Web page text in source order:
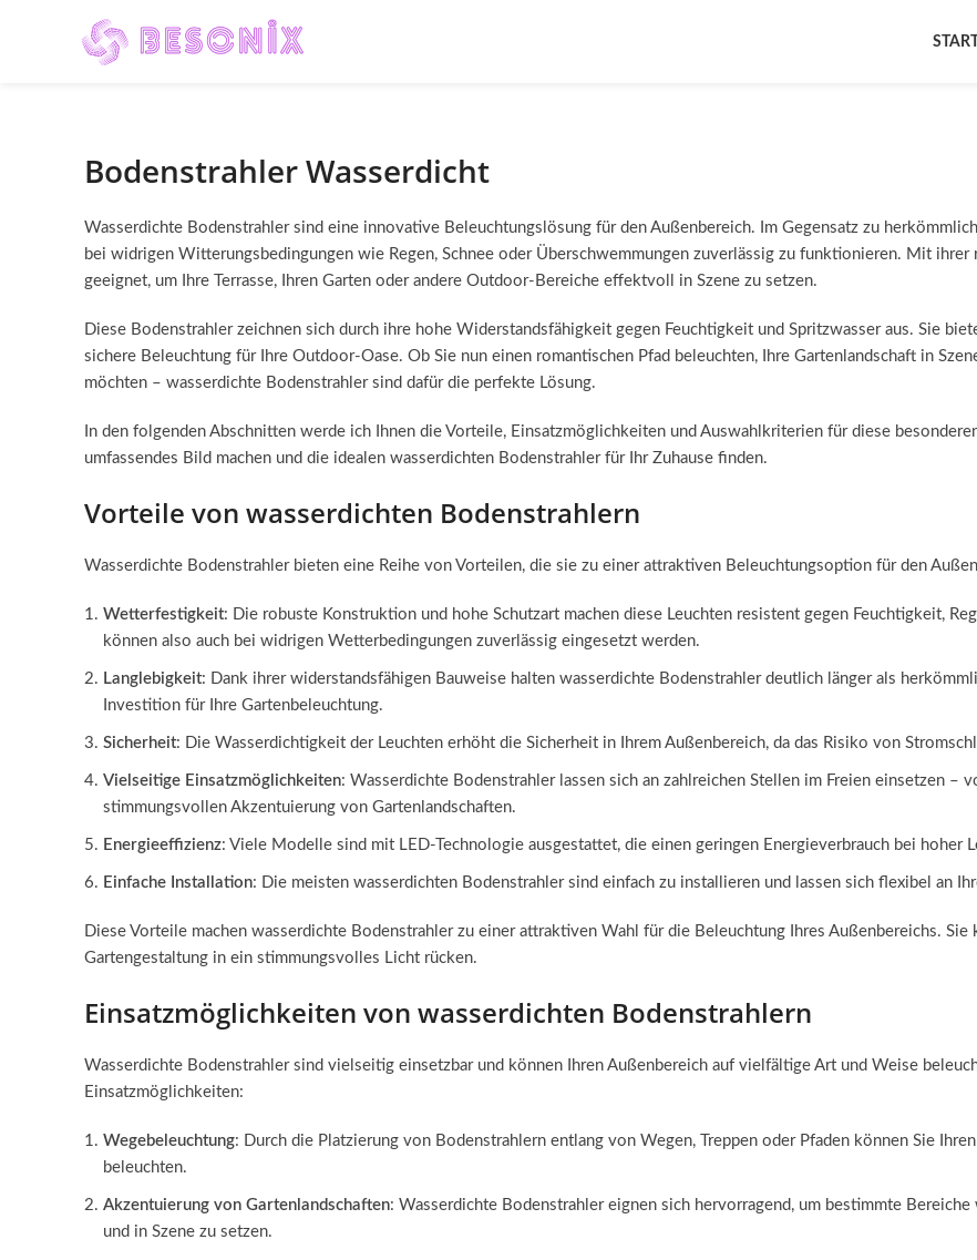
Bodenstrahler Wasserdicht
Wasserdichte Bodenstrahler sind eine innovative Beleuchtungslösung für den Außenbereich. Im Gegensatz zu
bei widrigen Witterungsbedingungen wie Regen, Schnee oder Überschwemmungen zuverlässig zu funktionieren. Mit
geeignet, um Ihre Terrasse, Ihren Garten oder andere Outdoor-Bereiche effektvoll in Szene zu setzen.
Diese Bodenstrahler zeichnen sich durch ihre hohe Widerstandsfähigkeit gegen Feuchtigkeit und Spritzwasser aus. Sie
sichere Beleuchtung für Ihre Outdoor-Oase. Ob Sie nun einen romantischen Pfad beleuchten, Ihre Gartenlandschaft in
möchten – wasserdichte Bodenstrahler sind dafür die perfekte Lösung.
In den folgenden Abschnitten werde ich Ihnen die Vorteile, Einsatzmöglichkeiten und Auswahlkriterien für diese
umfassendes Bild machen und die idealen wasserdichten Bodenstrahler für Ihr Zuhause finden.
Vorteile von wasserdichten Bodenstrahlern
Wasserdichte Bodenstrahler bieten eine Reihe von Vorteilen, die sie zu einer attraktiven Beleuchtungsoption für den
Wetterfestigkeit: Die robuste Konstruktion und hohe Schutzart machen diese Leuchten resistent gegen Feuchtigkeit,
können also auch bei widrigen Wetterbedingungen zuverlässig eingesetzt werden.
Langlebigkeit: Dank ihrer widerstandsfähigen Bauweise halten wasserdichte Bodenstrahler deutlich länger als
Investition für Ihre Gartenbeleuchtung.
Sicherheit: Die Wasserdichtigkeit der Leuchten erhöht die Sicherheit in Ihrem Außenbereich, da das Risiko von
Vielseitige Einsatzmöglichkeiten: Wasserdichte Bodenstrahler lassen sich an zahlreichen Stellen im Freien einsetzen –
stimmungsvollen Akzentuierung von Gartenlandschaften.
Energieeffizienz: Viele Modelle sind mit LED-Technologie ausgestattet, die einen geringen Energieverbrauch bei hoher
Einfache Installation: Die meisten wasserdichten Bodenstrahler sind einfach zu installieren und lassen sich flexibel an
Diese Vorteile machen wasserdichte Bodenstrahler zu einer attraktiven Wahl für die Beleuchtung Ihres Außenbereichs.
Gartengestaltung in ein stimmungsvolles Licht rücken.
Einsatzmöglichkeiten von wasserdichten Bodenstrahlern
Wasserdichte Bodenstrahler sind vielseitig einsetzbar und können Ihren Außenbereich auf vielfältige Art und Weise
Einsatzmöglichkeiten:
Wegebeleuchtung: Durch die Platzierung von Bodenstrahlern entlang von Wegen, Treppen oder Pfaden können Sie
beleuchten.
Akzentuierung von Gartenlandschaften: Wasserdichte Bodenstrahler eignen sich hervorragend, um bestimmte
und in Szene zu setzen.